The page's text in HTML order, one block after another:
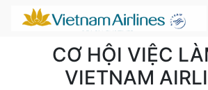
CƠ HỘI VIỆC
VIETNAM